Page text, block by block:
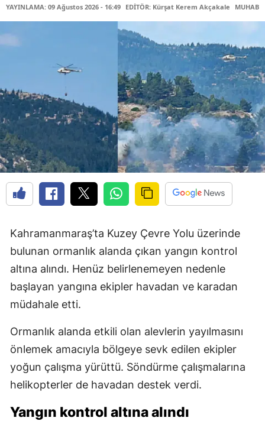
YAYINLAMA: 09 Ağustos 2026 - 16:49 EDİTÖR: Kürşat Kerem Akçakale
Kahramanmaraş’ta Kuzey Çevre Yolu üzerinde
bulunan ormanlık alanda çıkan yangın kontrol
altına alındı. Henüz belirlenemeyen nedenle
başlayan yangına ekipler havadan ve karadan
müdahale etti.
Ormanlık alanda etkili olan alevlerin yayılmasını
önlemek amacıyla bölgeye sevk edilen ekipler
yoğun çalışma yürüttü. Söndürme çalışmalarına
helikopterler de havadan destek verdi.
Yangın kontrol altına alındı